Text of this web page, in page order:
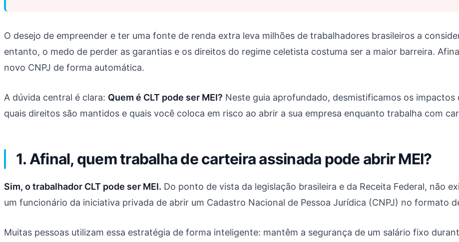
O desejo de empreender e ter uma fonte de renda extra leva milhões de trabalhadores brasileiros a
entanto, o medo de perder as garantias e os direitos do regime celetista costuma ser a maior barreira.
novo CNPJ de forma automática.
A dúvida central é clara: Quem é CLT pode ser MEI? Neste guia aprofundado, desmistificamos os
quais direitos são mantidos e quais você coloca em risco ao abrir a sua empresa enquanto trabalha com
1. Afinal, quem trabalha de carteira assinada pode abrir MEI?
Sim, o trabalhador CLT pode ser MEI. Do ponto de vista da legislação brasileira e da Receita Federal, não
um funcionário da iniciativa privada de abrir um Cadastro Nacional de Pessoa Jurídica (CNPJ) no formato
Muitas pessoas utilizam essa estratégia de forma inteligente: mantêm a segurança de um salário fixo